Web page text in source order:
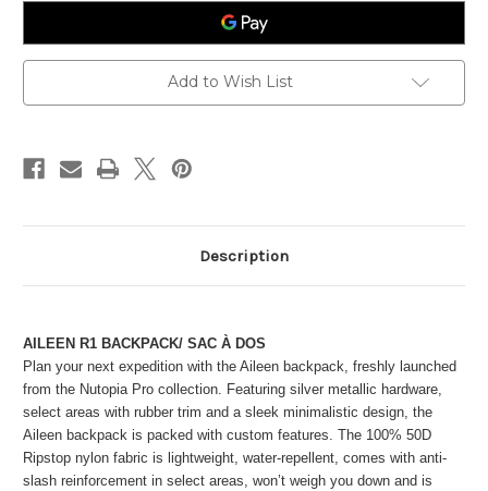
Add to Wish List
Description
AILEEN R1 BACKPACK/ SAC À DOS
Plan your next expedition with the Aileen backpack, freshly launched
from the Nutopia Pro collection. Featuring silver metallic hardware,
select areas with rubber trim and a sleek minimalistic design, the
Aileen backpack is packed with custom features. The 100% 50D
Ripstop nylon fabric is lightweight, water-repellent, comes with anti-
slash reinforcement in select areas, won’t weigh you down and is